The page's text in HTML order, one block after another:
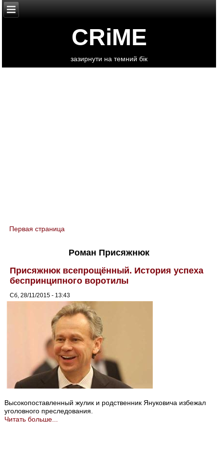
CRiME
зазирнути на темний бік
You are here
Первая страница
Роман Присяжнюк
Присяжнюк всепрощённый. История успеха
беспринципного воротилы
Сб, 28/11/2015 - 13:43
Высокопоставленный жулик и родственник Януковича избежал
уголовного преследования.
Читать больше...